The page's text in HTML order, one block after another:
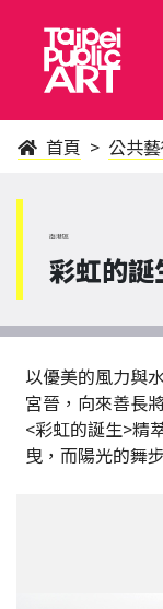
首頁 公共
南港區
彩虹的誕
以優美的風力與
宮晉，向來善長
<彩虹的誕生>精
曳，而陽光的舞